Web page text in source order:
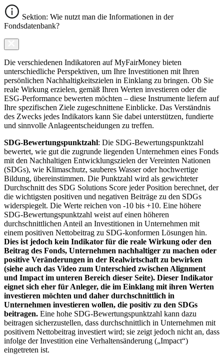
Sektion: Wie nutzt man die Informationen in der
Fondsdatenbank?
Die verschiedenen Indikatoren auf MyFairMoney bieten
unterschiedliche Perspektiven, um Ihre Investitionen mit Ihren
persönlichen Nachhaltigkeitszielen in Einklang zu bringen. Ob Sie
reale Wirkung erzielen, gemäß Ihren Werten investieren oder die
ESG-Performance bewerten möchten – diese Instrumente liefern auf
Ihre spezifischen Ziele zugeschnittene Einblicke. Das Verständnis
des Zwecks jedes Indikators kann Sie dabei unterstützen, fundierte
und sinnvolle Anlageentscheidungen zu treffen.
SDG-Bewertungspunktzahl: Die SDG-Bewertungspunktzahl
bewertet, wie gut die zugrunde liegenden Unternehmen eines Fonds
mit den Nachhaltigen Entwicklungszielen der Vereinten Nationen
(SDGs), wie Klimaschutz, sauberes Wasser oder hochwertige
Bildung, übereinstimmen. Die Punktzahl wird als gewichteter
Durchschnitt des SDG Solutions Score jeder Position berechnet, der
die wichtigsten positiven und negativen Beiträge zu den SDGs
widerspiegelt. Die Werte reichen von -10 bis +10. Eine höhere
SDG-Bewertungspunktzahl weist auf einen höheren
durchschnittlichen Anteil an Investitionen in Unternehmen mit
einem positiven Nettobeitrag zu SDG-konformen Lösungen hin.
Dies ist jedoch kein Indikator für die reale Wirkung oder den
Beitrag des Fonds, Unternehmen nachhaltiger zu machen oder
positive Veränderungen in der Realwirtschaft zu bewirken
(siehe auch das Video zum Unterschied zwischen Alignment
und Impact im unteren Bereich dieser Seite). Dieser Indikator
eignet sich eher für Anleger, die im Einklang mit ihren Werten
investieren möchten und daher durchschnittlich in
Unternehmen investieren wollen, die positiv zu den SDGs
beitragen. Eine hohe SDG-Bewertungspunktzahl kann dazu
beitragen sicherzustellen, dass durchschnittlich in Unternehmen mit
positivem Nettobeitrag investiert wird; sie zeigt jedoch nicht an, dass
infolge der Investition eine Verhaltensänderung („Impact“)
eingetreten ist.